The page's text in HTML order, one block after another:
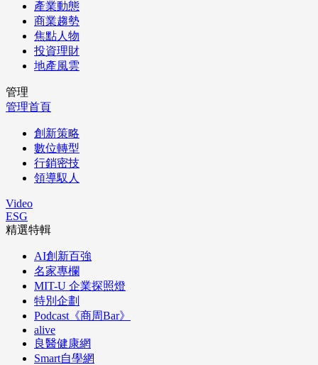
產業動態
商業趨勢
焦點人物
投資理財
地產風雲
管理
管理首頁
創新策略
數位轉型
行銷密技
領導馭人
Video
ESG
精選特輯
AI創新百強
名家專欄
MIT-U 企業探照燈
特別企劃
Podcast《商周Bar》
alive
良醫健康網
Smart自學網